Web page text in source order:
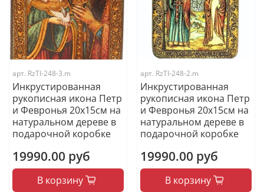
арт. RzTI-248-3.m
Инкрустированная
рукописная икона Петр
и Февронья 20х15см на
натуральном дереве в
подарочной коробке
19990.00 руб
В корзину
арт. RzTI-248-2.m
Инкрустированная
рукописная икона Петр
и Февронья 20х15см на
натуральном дереве в
подарочной коробке
19990.00 руб
В корзину